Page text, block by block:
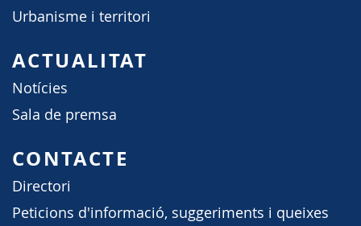
Urbanisme i territori
ACTUALITAT
Notícies
Sala de premsa
CONTACTE
Directori
Peticions d'informació, suggeriments i queixes